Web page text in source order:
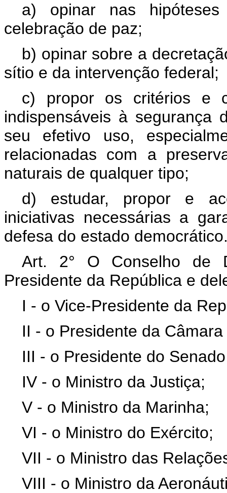
a) opinar nas
celebração de paz;
b) opinar sobre a
sítio e da intervenção federal;
c) propor os critérios e
indispensáveis à segurança
seu efetivo uso,
relacionadas com a
naturais de qualquer tipo;
d) estudar, propor e
iniciativas necessárias a
defesa do estado
Art. 2° O Conselho de
Presidente da República e
I - o Vice-Presidente da
II - o Presidente da
III - o Presidente do
IV - o Ministro da Justiça;
V - o Ministro da Marinha;
VI - o Ministro do Exército;
VII - o Ministro das
VIII - o Ministro da